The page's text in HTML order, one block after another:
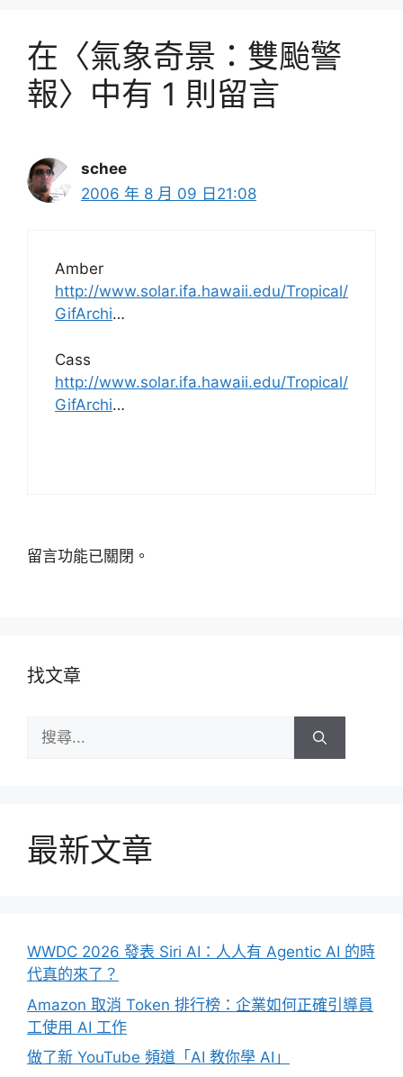
在〈氣象奇景：雙颱警
報〉中有 1 則留言
schee
2006 年 8 月 09 日21:08
Amber
http://www.solar.ifa.hawaii.edu/Tropical/
GifArchi…
Cass
http://www.solar.ifa.hawaii.edu/Tropical/
GifArchi…
留言功能已關閉。
找文章
尋:
最新文章
WWDC 2026 發表 Siri AI：人人有 Agentic AI 的時
代真的來了？
Amazon 取消 Token 排行榜：企業如何正確引導員
工使用 AI 工作
做了新 YouTube 頻道「AI 教你學 AI」